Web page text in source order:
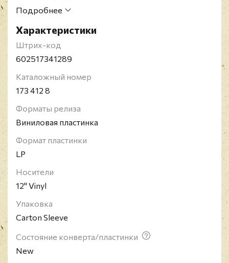
Релиз представлен на черном 180-граммовом
Эми Уайнхаус - британская певица и автор песен,
известная своим контральто-вокалом и
эксцентричным исполнением смеси музыкальных
критиками одной из ведущих британских
исполнительниц 2000-х годов.
Подробнее
Характеристики
Штрих-код
602517341289
Каталожный номер
173 412 8
Форматы релиза
Виниловая пластинка
Формат пластинки
LP
Носители
12" Vinyl
Упаковка
Carton Sleeve
Состояние конверта/пластинки
New